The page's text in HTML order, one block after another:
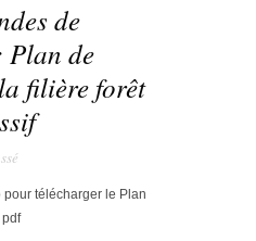
de
Plan de
filière forêt
télécharger le Plan